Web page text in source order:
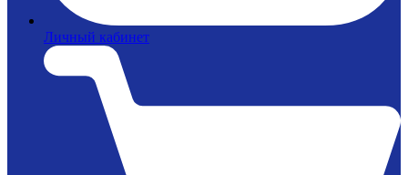
Личный кабинет